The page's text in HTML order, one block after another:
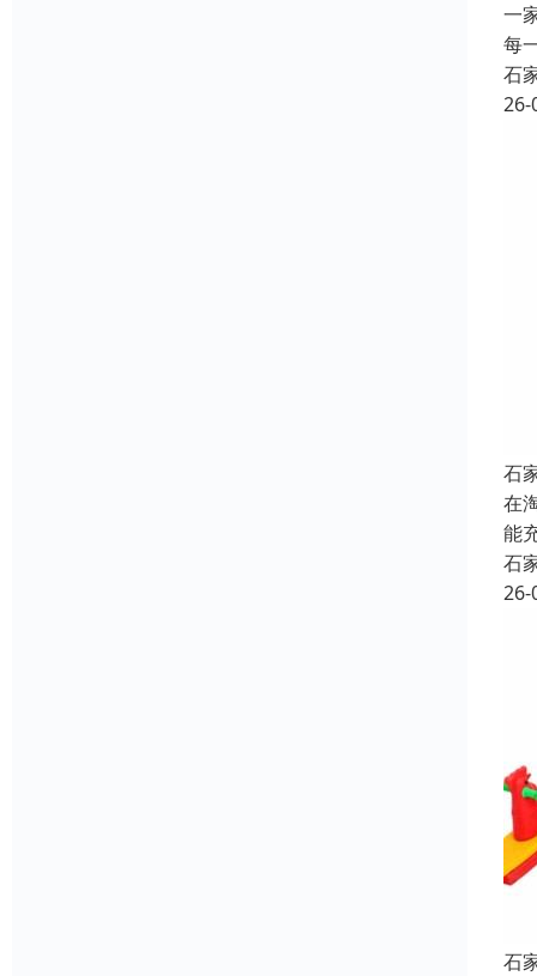
一
每
石
26-
石
在
能
石
26-
石